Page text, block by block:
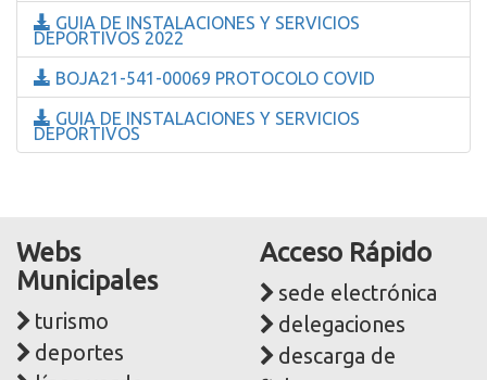
GUIA DE INSTALACIONES Y SERVICIOS
DEPORTIVOS 2022
BOJA21-541-00069 PROTOCOLO COVID
GUIA DE INSTALACIONES Y SERVICIOS
DEPORTIVOS
Webs
Municipales
turismo
deportes
Acceso Rápido
sede electrónica
delegaciones
descarga de